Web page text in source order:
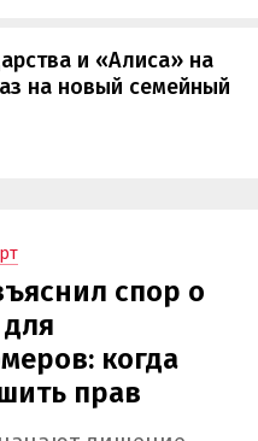
и «Алиса» на
на новый семейный
спор о
когда
прав